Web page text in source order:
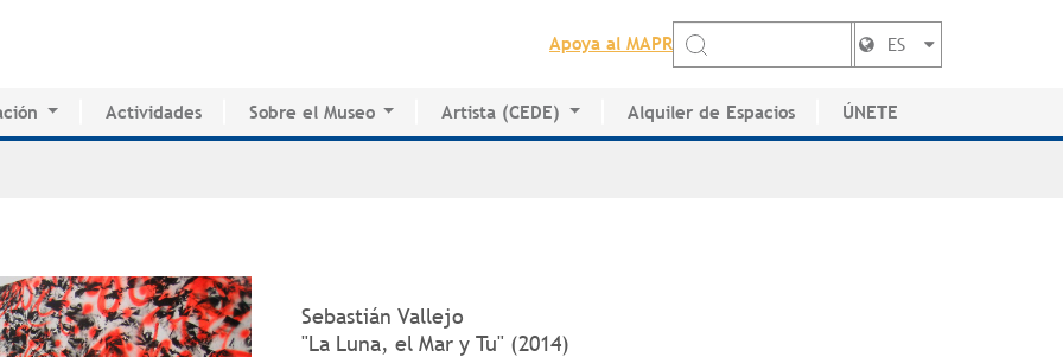
Apoya al MAPR
ES
de Innovación Educativa
Actividades Sobre el Museo
Historia del MAPR
Artista (CEDE)
CEDE
Alquiler de Espacios ÚNETE
Sebastián Vallejo
"La Luna, el Mar y Tu" (2014)